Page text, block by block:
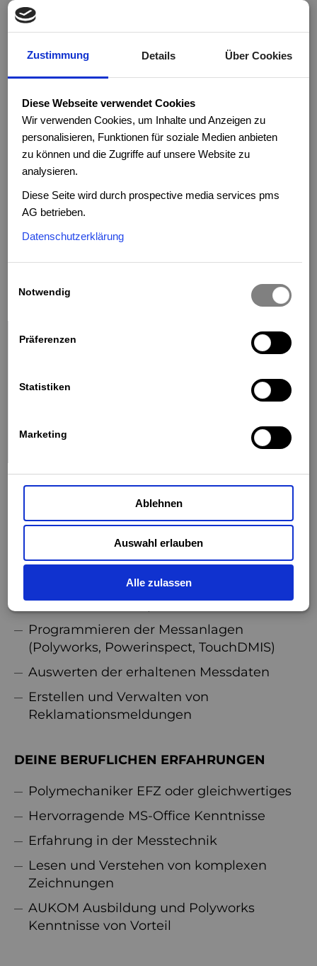
Stadler bietet vielseitige Möglichkeiten
Stadler bekommst du die Chance, über
dich hinaus zu wachsen, Verantwortung
zu übernehmen und grossartige
Leistungen im Team zu erbringen. Wir
Talenten, die mit uns die Zukunft der
Mobilität gestalten möchten. Bist du
bereit, um mit uns grossartige Dinge zu
3D-Messtechniker:in
unbefristet
Vermessen von Bauteilen mittels 3D-
Messmaschinen (Coord3, Stiefelmayer)
und Messarmen (Hexagon)
Erstellen von Massprotokollen
Programmieren der Messanlagen
(Polyworks, Powerinspect, TouchDMIS)
Auswerten der erhaltenen Messdaten
Erstellen und Verwalten von
Reklamationsmeldungen
DEINE BERUFLICHEN ERFAHRUNGEN
Polymechaniker EFZ oder gleichwertiges
Hervorragende MS-Office Kenntnisse
Erfahrung in der Messtechnik
Lesen und Verstehen von komplexen
Zeichnungen
AUKOM Ausbildung und Polyworks
Kenntnisse von Vorteil
Zustimmung Details Über Cookies
Diese Webseite verwendet Cookies
Wir verwenden Cookies, um Inhalte und Anzeigen zu
personalisieren, Funktionen für soziale Medien anbieten
zu können und die Zugriffe auf unsere Website zu
analysieren.
Diese Seite wird durch prospective media services pms
AG betrieben.
Datenschutzerklärung
Notwendig
Präferenzen
Statistiken
Marketing
Ablehnen
Auswahl erlauben
Alle zulassen